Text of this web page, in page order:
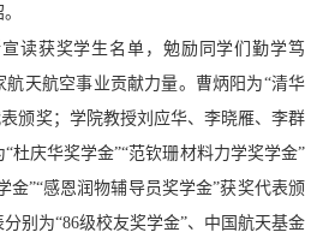
读获奖学生名单，勉励同学们勤学笃
天航空事业贡献力量。曹炳阳为“清华
颁奖；学院教授刘应华、李晓雁、李群
杜庆华奖学金”“范钦珊材料力学奖学金”
金”“感恩润物辅导员奖学金”获奖代表颁
别为“86级校友奖学金”、中国航天基金